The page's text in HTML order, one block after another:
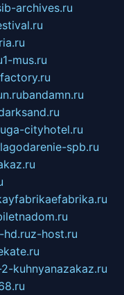
archives.ru
1-mus.ru
bandamn.ru
cityhotel.ru
spb.ru
hd.ruz-host.ru
kuhnyanazakaz.ru